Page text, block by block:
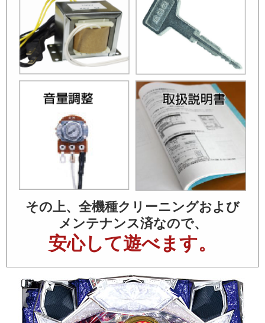
その上、全機種クリーニングおよび
メンテナンス済なので、
安心して遊べます。